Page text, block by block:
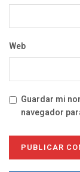
Web
Guardar mi
navegador